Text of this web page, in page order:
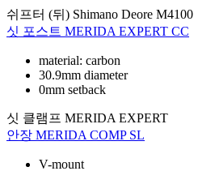
쉬프터 (뒤) Shimano Deore M4100
싯 포스트 MERIDA EXPERT CC
material: carbon
30.9mm diameter
0mm setback
싯 클램프 MERIDA EXPERT
안장 MERIDA COMP SL
V-mount